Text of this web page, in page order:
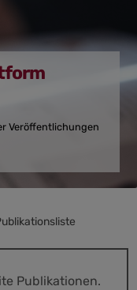
Veröffentlichungen
Publikationen.